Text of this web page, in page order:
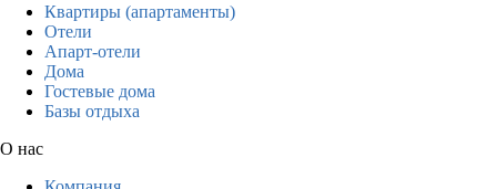
Квартиры (апартаменты)
Отели
Апарт-отели
Дома
Гостевые дома
Базы отдыха
О нас